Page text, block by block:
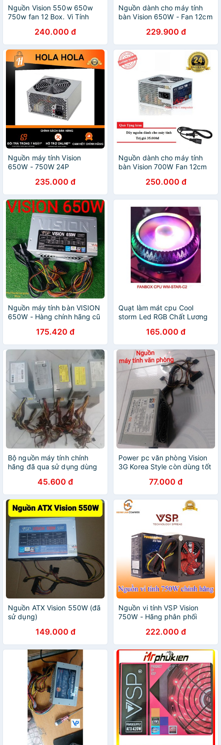
Nguồn Vision 550w 650w
750w fan 12 Box. Vi Tính
240.000 đ
Nguồn dành cho máy tính
bàn Vision 650W - Fan 12cm
229.900 đ
Nguồn máy tính Vision
650W - 750W 24P
235.000 đ
Nguồn dành cho máy tính
bàn Vision 700W Fan 12cm
250.000 đ
Nguồn máy tính bàn VISION
650W - Hàng chính hãng cũ
175.420 đ
Quạt làm mát cpu Cool
storm Led RGB Chất Lương
165.000 đ
Bộ nguồn máy tính chính
hãng đã qua sử dụng dùng
45.600 đ
Power pc văn phòng Vision
3G Korea Style còn dùng tốt
77.000 đ
Nguồn ATX Vision 550W (đã
sử dụng)
149.000 đ
Nguồn vi tính VSP Vision
750W - Hãng phân phối
222.000 đ